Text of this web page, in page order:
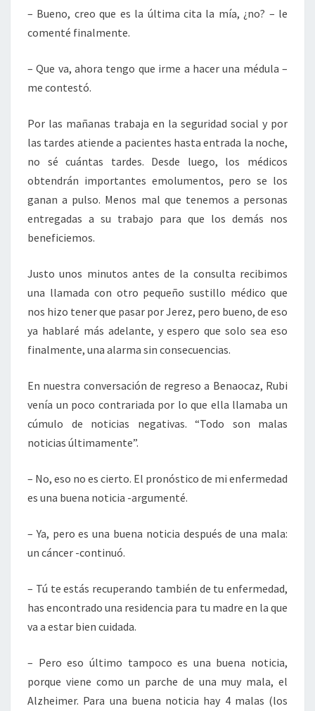
– Bueno, creo que es la última cita la mía, ¿no? – le
comenté finalmente.
– Que va, ahora tengo que irme a hacer una médula –
me contestó.
Por las mañanas trabaja en la seguridad social y por
las tardes atiende a pacientes hasta entrada la noche,
no sé cuántas tardes. Desde luego, los médicos
obtendrán importantes emolumentos, pero se los
ganan a pulso. Menos mal que tenemos a personas
entregadas a su trabajo para que los demás nos
beneficiemos.
Justo unos minutos antes de la consulta recibimos
una llamada con otro pequeño sustillo médico que
nos hizo tener que pasar por Jerez, pero bueno, de eso
ya hablaré más adelante, y espero que solo sea eso
finalmente, una alarma sin consecuencias.
En nuestra conversación de regreso a Benaocaz, Rubi
venía un poco contrariada por lo que ella llamaba un
cúmulo de noticias negativas. “Todo son malas
noticias últimamente”.
– No, eso no es cierto. El pronóstico de mi enfermedad
es una buena noticia -argumenté.
– Ya, pero es una buena noticia después de una mala:
un cáncer -continuó.
– Tú te estás recuperando también de tu enfermedad,
has encontrado una residencia para tu madre en la que
va a estar bien cuidada.
– Pero eso último tampoco es una buena noticia,
porque viene como un parche de una muy mala, el
Alzheimer. Para una buena noticia hay 4 malas (los